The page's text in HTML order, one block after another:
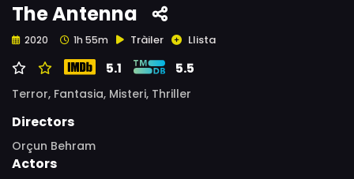
The Antenna
2020 1h 55m Tràiler Llista
5.1 5.5
Terror, Fantasia, Misteri, Thriller
Directors
Orçun Behram
Actors